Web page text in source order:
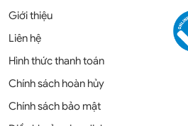
Giới thiệu
Liên hệ
Hình thức thanh toán
Chính sách hoàn hủy
Chính sách bảo mật